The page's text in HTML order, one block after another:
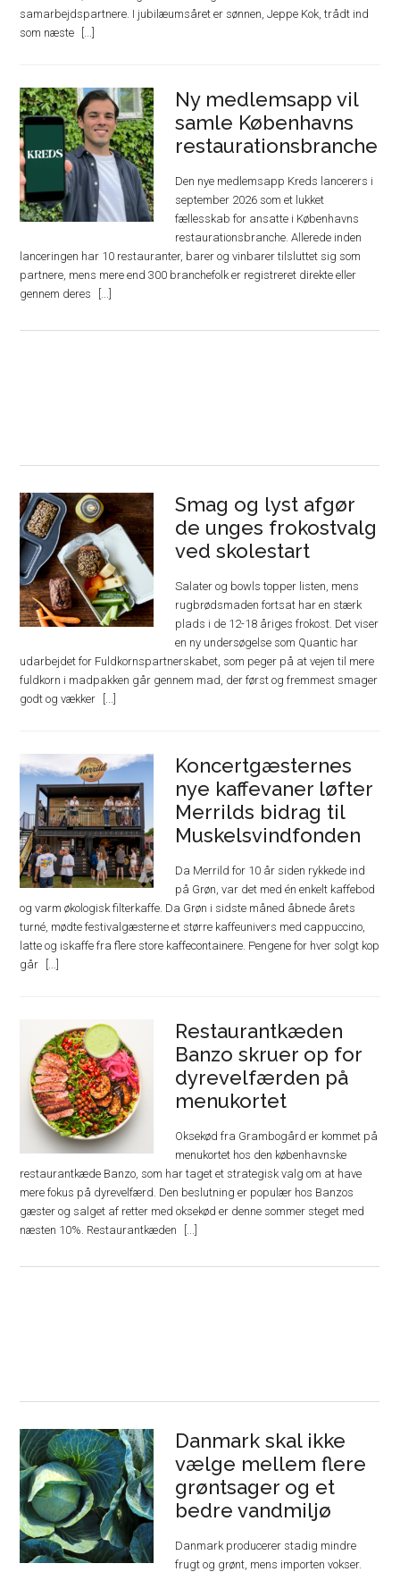
samarbejdspartnere. I jubilæumsåret er sønnen, Jeppe Kok, trådt ind
som næste
Ny medlemsapp vil
samle Københavns
restaurationsbranche
Den nye medlemsapp Kreds lancerers i
september 2026 som et lukket
fællesskab for ansatte i Københavns
restaurationsbranche. Allerede inden
lanceringen har 10 restauranter, barer og vinbarer tilsluttet sig som
partnere, mens mere end 300 branchefolk er registreret direkte eller
gennem deres
Smag og lyst afgør
de unges frokostvalg
ved skolestart
Salater og bowls topper listen, mens
rugbrødsmaden fortsat har en stærk
plads i de 12-18 åriges frokost. Det viser
en ny undersøgelse som Quantic har
udarbejdet for Fuldkornspartnerskabet, som peger på at vejen til mere
fuldkorn i madpakken går gennem mad, der først og fremmest smager
godt og vækker
Koncertgæsternes
nye kaffevaner løfter
Merrilds bidrag til
Muskelsvindfonden
Da Merrild for 10 år siden rykkede ind
på Grøn, var det med én enkelt kaffebod
og varm økologisk filterkaffe. Da Grøn i sidste måned åbnede årets
turné, mødte festivalgæsterne et større kaffeunivers med cappuccino,
latte og iskaffe fra flere store kaffecontainere. Pengene for hver solgt kop
går
Restaurantkæden
Banzo skruer op for
dyrevelfærden på
menukortet
Oksekød fra Grambogård er kommet på
menukortet hos den københavnske
restaurantkæde Banzo, som har taget et strategisk valg om at have
mere fokus på dyrevelfærd. Den beslutning er populær hos Banzos
gæster og salget af retter med oksekød er denne sommer steget med
næsten 10%. Restaurantkæden
Danmark skal ikke
vælge mellem flere
grøntsager og et
bedre vandmiljø
Danmark producerer stadig mindre
frugt og grønt, mens importen vokser.